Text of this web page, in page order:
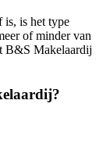
is, is het type
of minder van
B&S Makelaardij